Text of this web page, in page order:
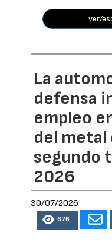
ver/
La
defensa
empleo
del
segundo
2026
30/07/2026
676